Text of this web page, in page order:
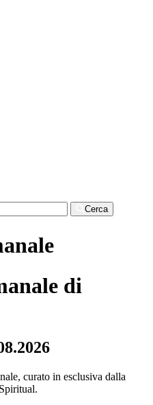
Cerca
di
curato in esclusiva dalla